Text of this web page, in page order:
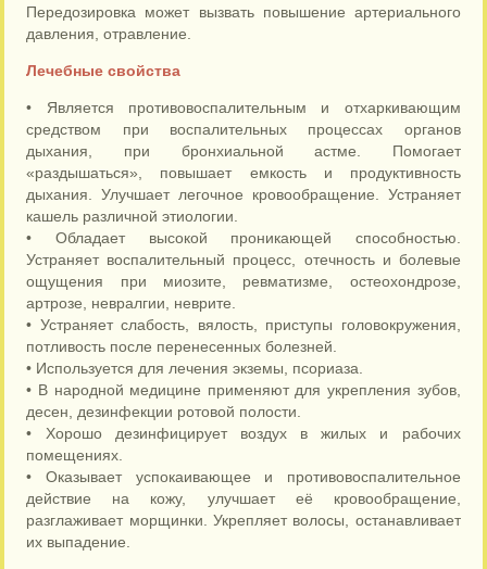
Передозировка может вызвать повышение артериального
давления, отравление.
Лечебные свойства
• Является противовоспалительным и отхаркивающим
средством при воспалительных процессах органов
дыхания, при бронхиальной астме. Помогает
«раздышаться», повышает емкость и продуктивность
дыхания. Улучшает легочное кровообращение. Устраняет
кашель различной этиологии.
• Обладает высокой проникающей способностью.
Устраняет воспалительный процесс, отечность и болевые
ощущения при миозите, ревматизме, остеохондрозе,
артрозе, невралгии, неврите.
• Устраняет слабость, вялость, приступы головокружения,
потливость после перенесенных болезней.
• Используется для лечения экземы, псориаза.
• В народной медицине применяют для укрепления зубов,
десен, дезинфекции ротовой полости.
• Хорошо дезинфицирует воздух в жилых и рабочих
помещениях.
• Оказывает успокаивающее и противовоспалительное
действие на кожу, улучшает её кровообращение,
разглаживает морщинки. Укрепляет волосы, останавливает
их выпадение.